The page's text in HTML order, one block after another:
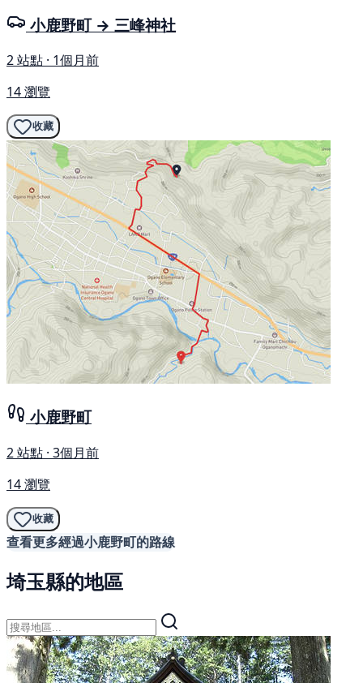
小鹿野町 → 三峰神社
2 站點 · 1個月前
14 瀏覽
收藏
小鹿野町
2 站點 · 3個月前
14 瀏覽
收藏
查看更多經過小鹿野町的路線
埼玉縣的地區